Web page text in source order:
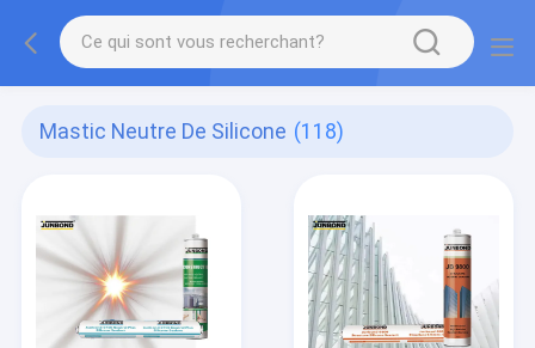
Mastic Neutre De Silicone (118)